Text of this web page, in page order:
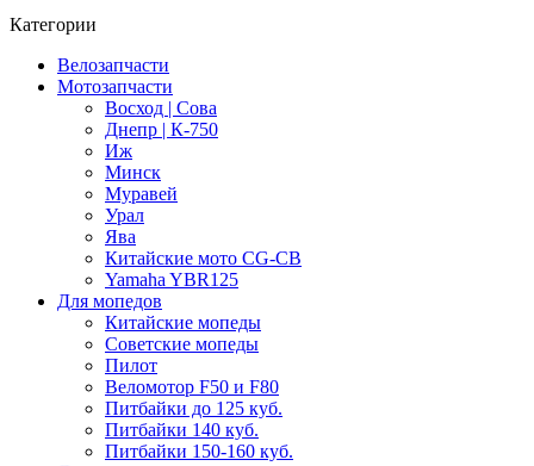
Категории
Велозапчасти
Мотозапчасти
Восход | Сова
Днепр | К-750
Иж
Минск
Муравей
Урал
Ява
Китайские мото CG-CB
Yamaha YBR125
Для мопедов
Китайские мопеды
Советские мопеды
Пилот
Веломотор F50 и F80
Питбайки до 125 куб.
Питбайки 140 куб.
Питбайки 150-160 куб.